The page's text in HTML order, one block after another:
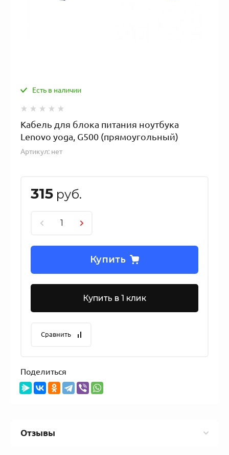
Есть в наличии
Кабель для блока питания ноутбука
Lenovo yoga, G500 (прямоугольный)
Артикул: нет
315 руб.
Купить
Купить в 1 клик
Сравнить
Поделиться
Отзывы